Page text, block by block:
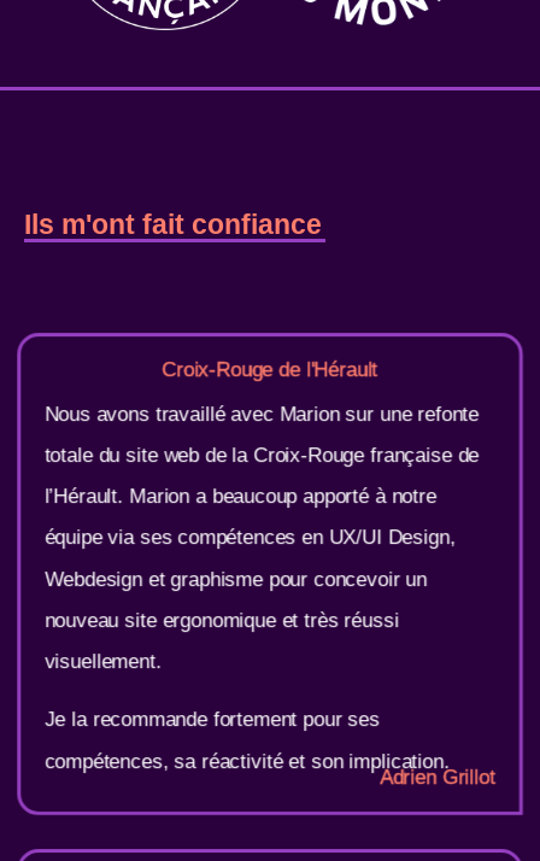
Ils m'ont fait confiance
Croix-Rouge de l'Hérault
Nous avons travaillé avec Marion sur une refonte
totale du site web de la Croix-Rouge française de
l’Hérault. Marion a beaucoup apporté à notre
équipe via ses compétences en UX/UI Design,
Webdesign et graphisme pour concevoir un
nouveau site ergonomique et très réussi
visuellement.
Je la recommande fortement pour ses
compétences, sa réactivité et son implication.
Adrien Grillot